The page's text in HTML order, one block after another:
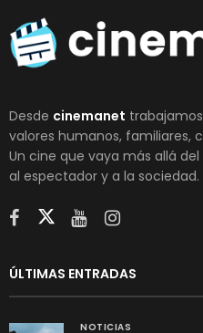
Desde cinemanet
valores humanos, familiares,
Un cine que vaya más allá
al espectador y a la sociedad.
ÚLTIMAS ENTRADAS
NOTICIAS